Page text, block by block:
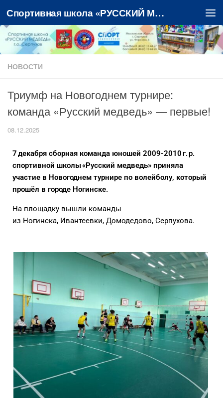
Перейти к содержимому Спортивная школа «РУССКИЙ МЕДВЕДЬ»
НОВОСТИ
Триумф на Новогоднем турнире:
команда «Русский медведь» — первые!
08.12.2025
7 декабря сборная команда юношей 2009-2010 г. р.
спортивной школы «Русский медведь» приняла
участие в Новогоднем турнире по волейболу, который
прошёл в городе Ногинске.
На площадку вышли команды
из Ногинска, Ивантеевки, Домодедово, Серпухова.